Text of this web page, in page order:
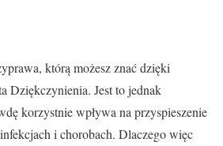
którą możesz znać dzięki
Dziękczynienia. Jest to jednak
korzystnie wpływa na przyspieszenie
i chorobach. Dlaczego więc